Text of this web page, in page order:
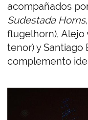
acompañados
Sudestada Horns
flugelhorn), Alejo
tenor) y Santiago
complemento